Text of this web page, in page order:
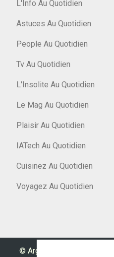
L'Info Au Quotidien
Astuces Au Quotidien
People Au Quotidien
Tv Au Quotidien
L'Insolite Au Quotidien
Le Mag Au Quotidien
Plaisir Au Quotidien
IATech Au Quotidien
Cuisinez Au Quotidien
Voyagez Au Quotidien
© Argent Au Quotidien 2026